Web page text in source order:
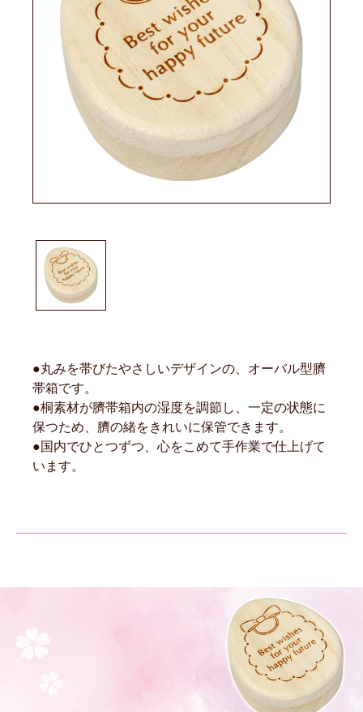
●丸みを帯びたやさしいデザインの、オーバル型臍
帯箱です。
●桐素材が臍帯箱内の湿度を調節し、一定の状態に
保つため、臍の緒をきれいに保管できます。
●国内でひとつずつ、心をこめて手作業で仕上げて
います。